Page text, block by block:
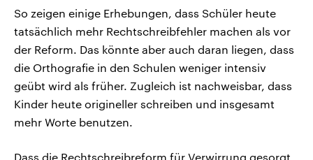
So zeigen einige Erhebungen, dass Schüler heute
tatsächlich mehr Rechtschreibfehler machen als vor
der Reform. Das könnte aber auch daran liegen, dass
die Orthografie in den Schulen weniger intensiv
geübt wird als früher. Zugleich ist nachweisbar, dass
Kinder heute origineller schreiben und insgesamt
mehr Worte benutzen.
Dass die Rechtschreibreform für Verwirrung gesorgt